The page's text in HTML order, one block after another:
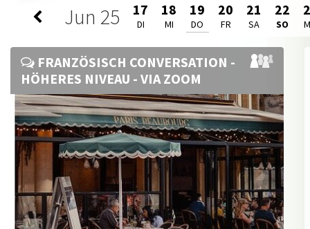
Jun 25 17
DI
18
MI
19
DO
20
FR
21
SA
22
SO
FRANZÖSISCH CONVERSATION -
HÖHERES NIVEAU - VIA ZOOM